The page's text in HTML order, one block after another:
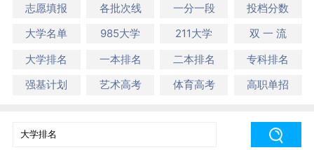
志愿填报
各批次线 一分一段
投档分数
大学名单
985大学 211大学
双 一 流
大学排名
一本排名 二本排名
专科排名
强基计划
艺术高考 体育高考 高职单招